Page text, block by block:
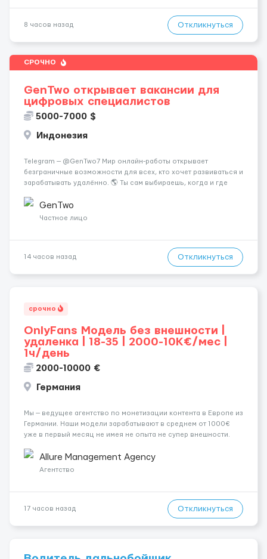
8 часов назад Откликнуться
СРОЧНО
GenTwo открывает вакансии для
цифровых специалистов
5000-7000 $
Индонезия
Telegram — @GenTwo7 Мир онлайн-работы открывает
безграничные возможности для всех, кто хочет развиваться и
зарабатывать удалённо. 🌎 Ты сам выбираешь, когда и где
путешествиями. 🏡 Пока все только говорят про нейросети и
блокчейн, швейцарс...
GenTwo
Частное лицо
14 часов назад Откликнуться
срочно
OnlyFans Модель без внешности |
удаленка | 18-35 | 2000-10K€/мес |
1ч/день
2000-10000 €
Германия
Мы — ведущее агентство по монетизации контента в Европе из
Германии. Наши модели зарабатывают в среднем от 1000€
уже в первый месяц не имея не опыта не супер внешности.
города мира, начинающих и с опытом. Что мы предлаг...
Allure Management Agency
Агентство
17 часов назад Откликнуться